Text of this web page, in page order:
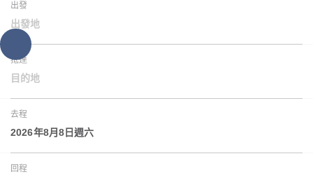
出發
出發地
抵達
目的地
去程
2026年8月8日週六
回程